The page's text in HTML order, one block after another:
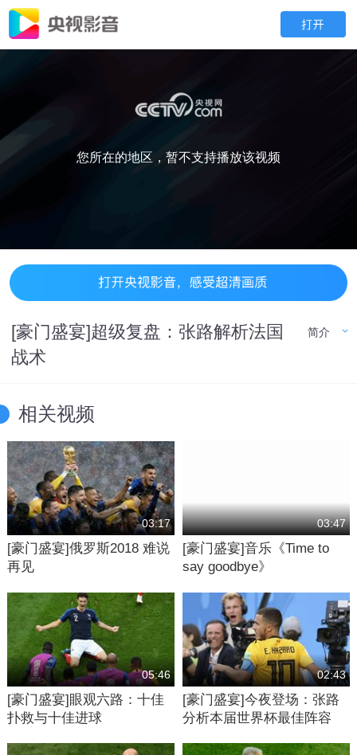
您所在的地区，暂不支持播放该视频
[豪门盛宴]超级复盘：张路解析法国
战术
简介
相关视频
03:17
[豪门盛宴]俄罗斯2018 难说
再见
03:47
[豪门盛宴]音乐《Time to
say goodbye》
05:46
[豪门盛宴]眼观六路：十佳
扑救与十佳进球
02:43
[豪门盛宴]今夜登场：张路
分析本届世界杯最佳阵容